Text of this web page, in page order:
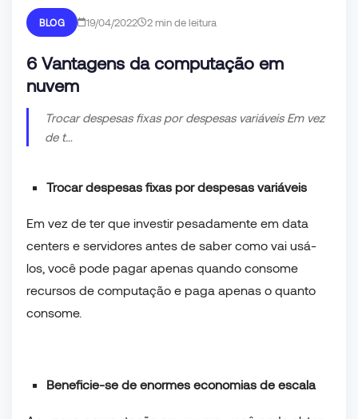
BLOG 19/04/2022 2 min de leitura
6 Vantagens da computação em
nuvem
Trocar despesas fixas por despesas variáveis Em vez
de t…
Trocar despesas fixas por despesas variáveis
Em vez de ter que investir pesadamente em data
centers e servidores antes de saber como vai usá-
los, você pode pagar apenas quando consome
recursos de computação e paga apenas o quanto
consome.
Beneficie-se de enormes economias de escala